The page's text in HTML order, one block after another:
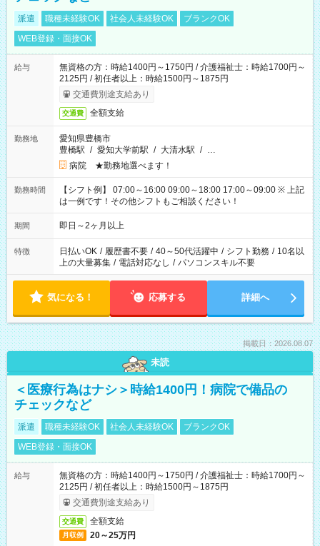
派遣 職種未経験OK 社会人未経験OK
ブランクOK
WEB登録・面接OK
給与
無資格の方：時給1400円～1750円 / 介護福祉士：時給1700円～
2125円 / 初任者以上：時給1500円～1875円
交通費別途支給あり
交通費 全額支給
勤務地
愛知県豊橋市
豊橋駅 / 愛知大学前駅 / 大清水駅 / …
病院 ★勤務地選べます！
勤務時間
【シフト例】 07:00～16:00 09:00～18:00 17:00～09:00 ※ 上記
は一例です！その他シフトもご相談ください！
期間 即日～2ヶ月以上
特徴 日払いOK / 履歴書不要 / 40～50代活躍中 / シフト勤務 / 10名以
上の大量募集 / 電話対応なし / パソコンスキル不要
気になる！ 応募する 詳細へ
掲載日：2026.08.07
未読
＜医療行為はナシ＞時給1400円！病院で備品の
チェックなど
派遣 職種未経験OK 社会人未経験OK
ブランクOK
WEB登録・面接OK
給与
無資格の方：時給1400円～1750円 / 介護福祉士：時給1700円～
2125円 / 初任者以上：時給1500円～1875円
交通費別途支給あり
交通費 全額支給
月収例 20～25万円